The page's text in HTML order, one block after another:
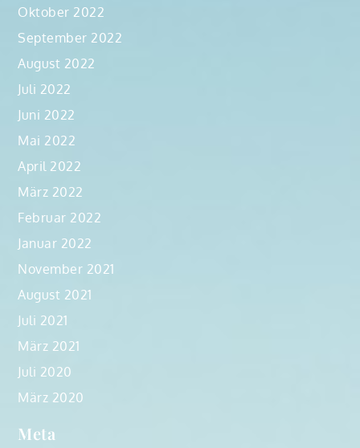
Oktober 2022
September 2022
August 2022
Juli 2022
Juni 2022
Mai 2022
April 2022
März 2022
Februar 2022
Januar 2022
November 2021
August 2021
Juli 2021
März 2021
Juli 2020
März 2020
Meta